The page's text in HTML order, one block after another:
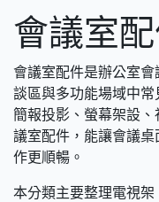
會議室
會議室配件是辦公室
談區與多功能場域中常
簡報投影、螢幕架設
議室配件，能讓會議
作更順暢。
本分類主要整理電視